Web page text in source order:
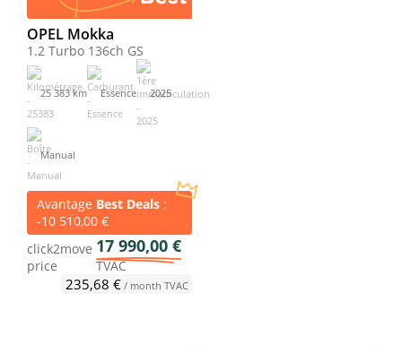
OPEL Mokka
1.2 Turbo 136ch GS
25 383 km Essence 2025
Manual
Avantage Best Deals :
-10 510,00 €
click2move
price
17 990,00 €
TVAC
235,68 €/ month TVAC